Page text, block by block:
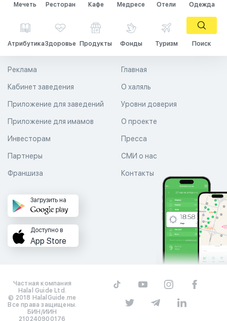
Мечеть Ресторан Кафе Медресе Отели Одежда
АтрибутикаЗдоровье Продукты Фонды Туризм Поиск
Главная
О халяль
Уровни доверия
Реклама
Кабинет заведения
Приложение для заведений
Приложение для имамов О проекте
Пресса
СМИ о нас
Контакты
Инвесторам
Партнеры
Франшиза
Загрузить на
Доступно в
App Store
Частная компания
Halal Guide Ltd.
© 2018 HalalGuide.me
Все права защищены.
БИН/ИИН
210240900176